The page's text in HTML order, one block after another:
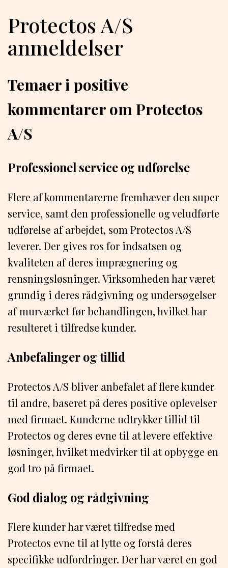
Protectos A/S
anmeldelser
Temaer i positive
kommentarer om Protectos
A/S
Professionel service og udførelse
Flere af kommentarerne fremhæver den super
service, samt den professionelle og veludførte
udførelse af arbejdet, som Protectos A/S
leverer. Der gives ros for indsatsen og
kvaliteten af deres imprægnering og
rensningsløsninger. Virksomheden har været
grundig i deres rådgivning og undersøgelser
af murværket før behandlingen, hvilket har
resulteret i tilfredse kunder.
Anbefalinger og tillid
Protectos A/S bliver anbefalet af flere kunder
til andre, baseret på deres positive oplevelser
med firmaet. Kunderne udtrykker tillid til
Protectos og deres evne til at levere effektive
løsninger, hvilket medvirker til at opbygge en
god tro på firmaet.
God dialog og rådgivning
Flere kunder har været tilfredse med
Protectos evne til at lytte og forstå deres
specifikke udfordringer. Der har været en god